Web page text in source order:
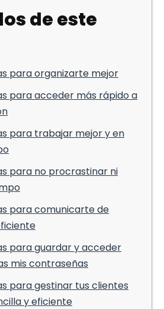
de este
para organizarte mejor
para acceder más rápido a
para trabajar mejor y en
para no procrastinar ni
para comunicarte de
para guardar y acceder
mis contraseñas
para gestinar tus clientes
y eficiente